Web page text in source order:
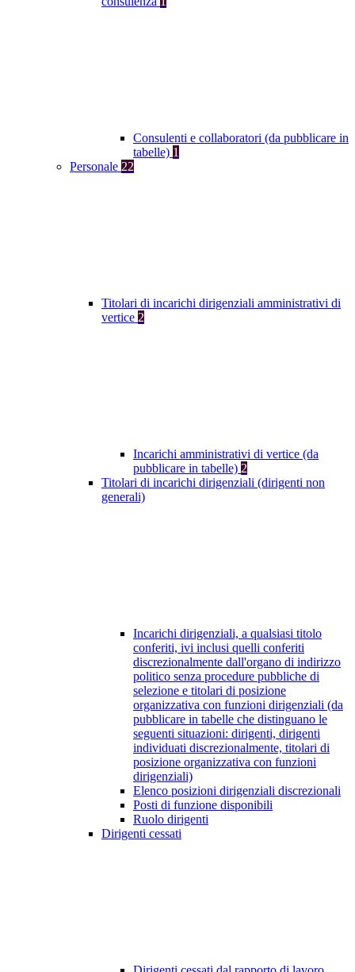
Consulenti e collaboratori (da pubblicare in
tabelle) 1
Personale 22
Titolari di incarichi dirigenziali amministrativi di
vertice 2
Incarichi amministrativi di vertice (da
pubblicare in tabelle) 2
Titolari di incarichi dirigenziali (dirigenti non
generali)
Incarichi dirigenziali, a qualsiasi titolo
conferiti, ivi inclusi quelli conferiti
discrezionalmente dall'organo di indirizzo
politico senza procedure pubbliche di
selezione e titolari di posizione
organizzativa con funzioni dirigenziali (da
pubblicare in tabelle che distinguano le
seguenti situazioni: dirigenti, dirigenti
individuati discrezionalmente, titolari di
posizione organizzativa con funzioni
dirigenziali)
Elenco posizioni dirigenziali discrezionali
Posti di funzione disponibili
Ruolo dirigenti
Dirigenti cessati